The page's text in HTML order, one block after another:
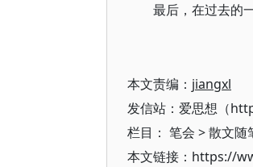
最后，在过去的
本文责编： jiangxl
发信站：爱思想（
栏目： 笔会 >散文随
本文链接：https://